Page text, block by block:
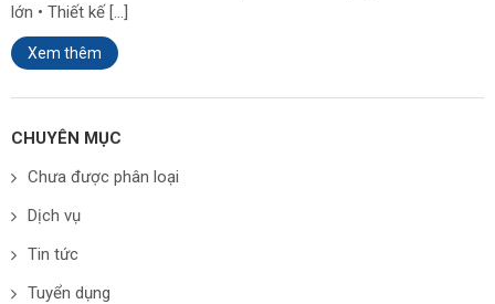
lớn • Thiết kế […]
Xem thêm
CHUYÊN MỤC
Chưa được phân loại
Dịch vụ
Tin tức
Tuyển dụng